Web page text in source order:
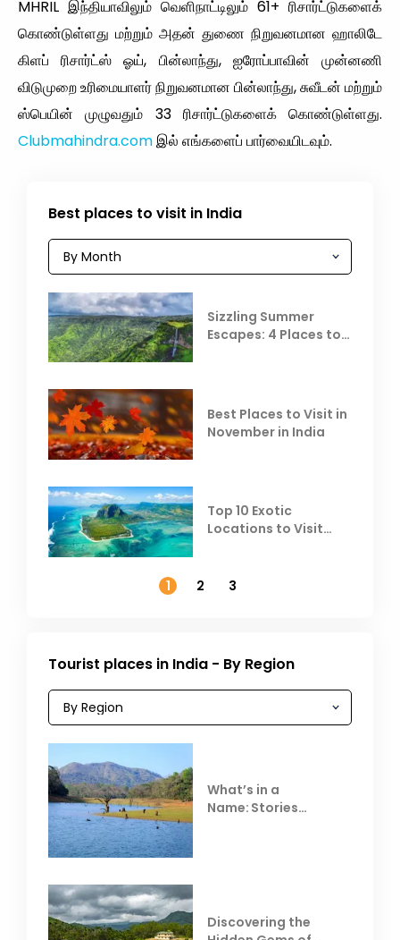
MHRIL இந்தியாவிலும் வெளிநாட்டிலும் 61+ ரிசார்ட்டுகளைக்
கொண்டுள்ளது மற்றும் அதன் துணை நிறுவனமான ஹாலிடே
கிளப் ரிசார்ட்ஸ் ஓய், பின்லாந்து, ஐரோப்பாவின் முன்னணி
விடுமுறை உரிமையாளர் நிறுவனமான பின்லாந்து, சுவீடன் மற்றும்
ஸ்பெயின் முழுவதும் 33 ரிசார்ட்டுகளைக் கொண்டுள்ளது.
Clubmahindra.comஇல் எங்களைப் பார்வையிடவும்.
Best places to visit in India
Sizzling Summer
Escapes: 4 Places to
Best Places to Visit in
November in India
Top 10 Exotic
Locations to Visit
1
2 3
Tourist places in India - By Region
What’s in a
Name: Stories
Discovering the